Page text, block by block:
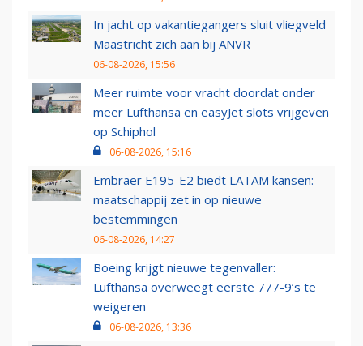
In jacht op vakantiegangers sluit vliegveld
Maastricht zich aan bij ANVR
06-08-2026, 15:56
Meer ruimte voor vracht doordat onder
meer Lufthansa en easyJet slots vrijgeven
op Schiphol
06-08-2026, 15:16
Embraer E195-E2 biedt LATAM kansen:
maatschappij zet in op nieuwe
bestemmingen
06-08-2026, 14:27
Boeing krijgt nieuwe tegenvaller:
Lufthansa overweegt eerste 777-9’s te
weigeren
06-08-2026, 13:36